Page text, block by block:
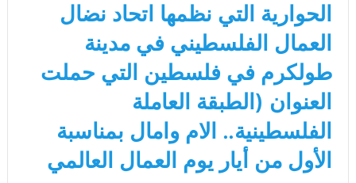
الحوارية التي نظمها اتحاد نضال
العمال الفلسطيني في مدينة
طولكرم في فلسطين التي حملت
العنوان (الطبقة العاملة
الفلسطينية.. الام وامال بمناسبة
الأول من أيار يوم العمال العالمي